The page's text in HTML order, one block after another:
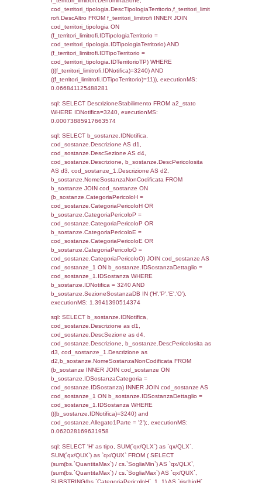
rofi.DescAltro FROM f_territori_limitrofi
cod_territori_tipologia ON
(f_territori_limitrofi.IDTipologiaTerritorio =
cod_territori_tipologia.IDTipologiaTerritorio)
(f_territori_limitrofi.IDTipoTerritorio =
cod_territori_tipologia.IDTerritorioTP)
(((f_territori_limitrofi.IDNotifica)=3240) AND
((f_territori_limitrofi.IDTipoTerritorio)=4)),
sql: SELECT f_territori_limitrofi.Distanza,
f_territori_limitrofi.Direzione,
f_territori_limitrofi.Denominazione,
f_territori_limitrofi.DescAltro FROM
JOIN cod_territori_tipologia ON
(f_territori_limitrofi.IDTipologiaTerritorio =
cod_territori_tipologia.IDTipologiaTerritorio)
(f_territori_limitrofi.IDTipoTerritorio =
cod_territori_tipologia.IDTerritorioTP)
(((f_territori_limitrofi.IDNotifica)=3240) AND
((f_territori_limitrofi.IDTipoTerritorio)=5)),
0.06990385055542
sql: SELECT f_territori_limitrofi.Distanza,
f_territori_limitrofi.Direzione,
f_territori_limitrofi.Denominazione,
rofi.DescAltro FROM f_territori_limitrofi
cod_territori_tipologia ON
(f_territori_limitrofi.IDTipologiaTerritorio =
cod_territori_tipologia.IDTipologiaTerritorio)
(f_territori_limitrofi.IDTipoTerritorio =
cod_territori_tipologia.IDTerritorioTP)
(((f_territori_limitrofi.IDNotifica)=3240) AND